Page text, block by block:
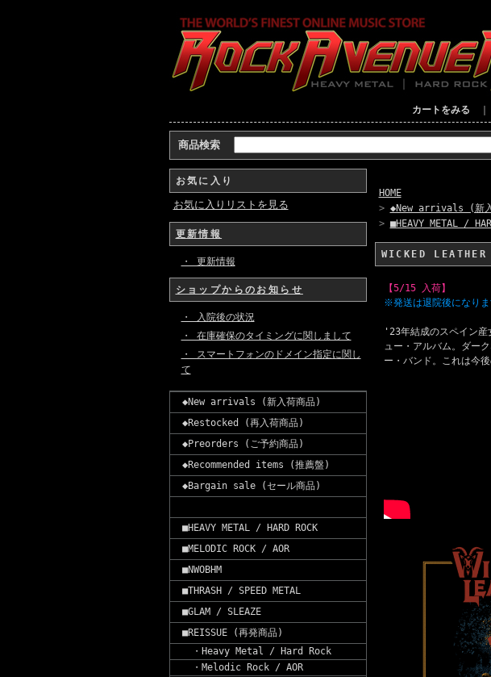
カートをみる
商品検索
お気に入り
お気に入りリストを見る
更新情報
・ 更新情報
ショップからのお知らせ
・ 入院後の状況
・ 在庫確保のタイミングに関しまして
・ スマートフォンのドメイン指定に関し
て
◆New arrivals (新入荷商品)
◆Restocked (再入荷商品)
◆Preorders (ご予約商品)
◆Recommended items (推薦盤)
◆Bargain sale (セール商品)
■HEAVY METAL / HARD ROCK
■MELODIC ROCK / AOR
■NWOBHM
■THRASH / SPEED METAL
■GLAM / SLEAZE
■REISSUE (再発商品)
・Heavy Metal / Hard Rock
・Melodic Rock / AOR
HOME
> ◆New arrivals (新
> ■HEAVY METAL /
WICKED
【5/15 入荷】
※発送は退院後になりま
'23年結成のスペイン
ュー・アルバム。ダー
ー・バンド。これは今